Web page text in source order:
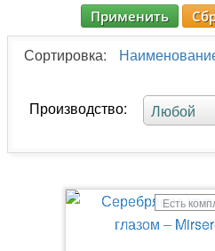
Применить
Сортировка:
Производство: Любой
Есть